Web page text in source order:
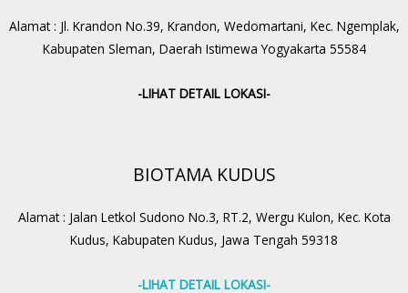
Alamat : Jl. Krandon No.39, Krandon, Wedomartani, Kec. Ngemplak,
Kabupaten Sleman, Daerah Istimewa Yogyakarta 55584
-LIHAT DETAIL LOKASI-
BIOTAMA KUDUS
Alamat : Jalan Letkol Sudono No.3, RT.2, Wergu Kulon, Kec. Kota
Kudus, Kabupaten Kudus, Jawa Tengah 59318
-LIHAT DETAIL LOKASI-